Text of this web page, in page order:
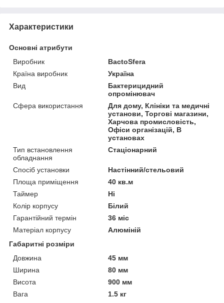
Характеристики
Основні атрибути
Виробник
BactoSfera
Країна виробник
Україна
Вид
Бактерицидний
опромінювач
Сфера використання
Для дому, Клініки та медичні
установи, Торгові магазини,
Харчова промисловість,
Офіси організацій, В
установах
Тип встановлення
обладнання
Стаціонарний
Спосіб установки
Настінний/стельовий
Площа приміщення
40 кв.м
Таймер
Ні
Колір корпусу
Білий
Гарантійний термін
36 міс
Матеріал корпусу
Алюміній
Габаритні розміри
Довжина
45 мм
Ширина
80 мм
Висота
900 мм
Вага
1.5 кг